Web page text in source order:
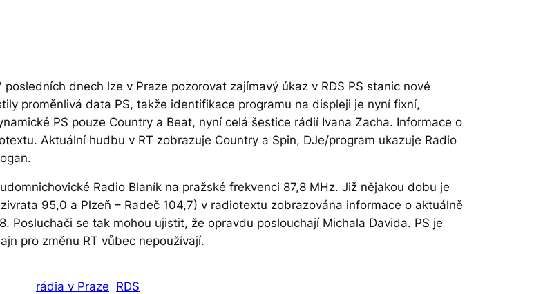
dnech lze v Praze pozorovat zajímavý úkaz v RDS PS stanic nové
proměnlivá data PS, takže identifikace programu na displeji je nyní fixní,
PS pouze Country a Beat, nyní celá šestice rádií Ivana Zacha. Informace o
Aktuální hudbu v RT zobrazuje Country a Spin, DJe/program ukazuje Radio
Radio Blaník na pražské frekvenci 87,8 MHz. Již nějakou dobu je
95,0 a Plzeň – Radeč 104,7) v radiotextu zobrazována informace o aktuálně
Posluchači se tak mohou ujistit, že opravdu poslouchají Michala Davida. PS je
pro změnu RT vůbec nepoužívají.
rádia v Praze RDS